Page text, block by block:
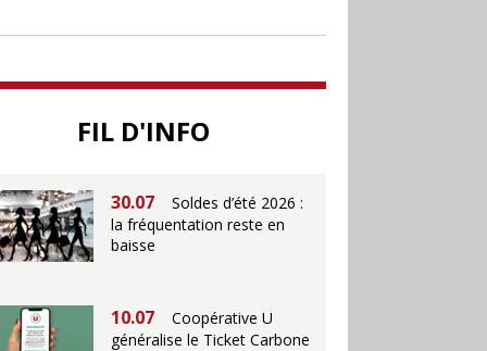
FIL D'INFO
25.06
Action ouvre un
30.07
Soldes d’été 2026 :
la fréquentation reste en
baisse
10.07
Coopérative U
généralise le Ticket Carbone